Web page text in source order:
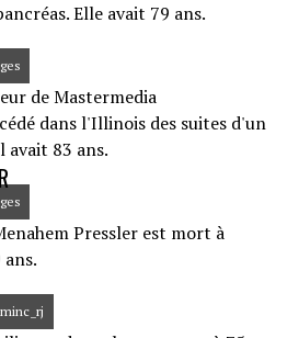
Elle avait 79 ans.
de Mastermedia
dans l'Illinois des suites d'un
avait 83 ans.
Pressler est mort à